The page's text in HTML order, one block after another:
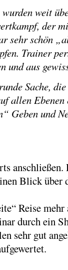
weit
der
sehr schön
Trainer
und aus
Sache,
allen Ebenen
Geben und
Blick über
Reise
durch ein
sehr gut